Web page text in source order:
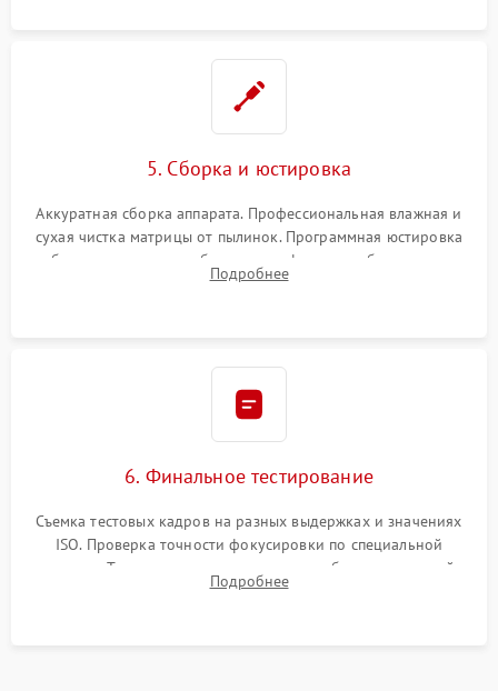
5. Сборка и юстировка
Аккуратная сборка аппарата. Профессиональная влажная и
сухая чистка матрицы от пылинок. Программная юстировка
рабочего отрезка, калибровка автофокуса, стабилизатора и
экспозамера с помощью сервисного ПО.
Подробнее
6. Финальное тестирование
Съемка тестовых кадров на разных выдержках и значениях
ISO. Проверка точности фокусировки по специальной
мишени. Тест записи на карту памяти, работы встроенной
вспышки, микрофона и всех кнопок управления.
Подробнее